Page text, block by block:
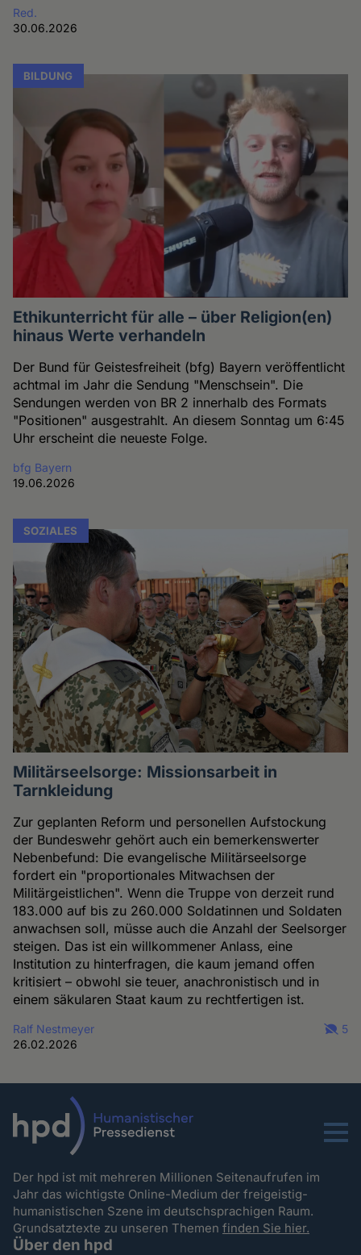
Red.
30.06.2026
BILDUNG
Ethikunterricht für alle – über Religion(en)
hinaus Werte verhandeln
Der Bund für Geistesfreiheit (bfg) Bayern veröffentlicht
achtmal im Jahr die Sendung "Menschsein". Die
Sendungen werden von BR 2 innerhalb des Formats
"Positionen" ausgestrahlt. An diesem Sonntag um 6:45
Uhr erscheint die neueste Folge.
bfg Bayern
19.06.2026
SOZIALES
Militärseelsorge: Missionsarbeit in
Tarnkleidung
Zur geplanten Reform und personellen Aufstockung
der Bundeswehr gehört auch ein bemerkenswerter
Nebenbefund: Die evangelische Militärseelsorge
fordert ein "proportionales Mitwachsen der
Militärgeistlichen". Wenn die Truppe von derzeit rund
183.000 auf bis zu 260.000 Soldatinnen und Soldaten
anwachsen soll, müsse auch die Anzahl der Seelsorger
steigen. Das ist ein willkommener Anlass, eine
Institution zu hinterfragen, die kaum jemand offen
kritisiert – obwohl sie teuer, anachronistisch und in
einem säkularen Staat kaum zu rechtfertigen ist.
Ralf Nestmeyer
26.02.2026
5
Menu
Der hpd ist mit mehreren Millionen Seitenaufrufen im
Jahr das wichtigste Online-Medium der freigeistig-
humanistischen Szene im deutschsprachigen Raum.
Grundsatztexte zu unseren Themenfinden Sie hier.
Über den hpd